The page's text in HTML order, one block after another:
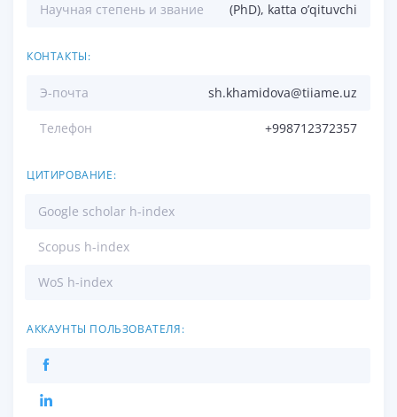
Научная степень и звание (PhD), katta o’qituvchi
КОНТАКТЫ:
Э-почта sh.khamidova@tiiame.uz
Телефон +998712372357
ЦИТИРОВАНИЕ:
Google scholar h-index
Scopus h-index
WoS h-index
АККАУНТЫ ПОЛЬЗОВАТЕЛЯ: